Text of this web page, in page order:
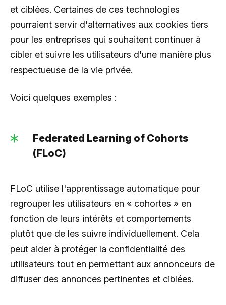
et ciblées. Certaines de ces technologies
pourraient servir d'alternatives aux cookies tiers
pour les entreprises qui souhaitent continuer à
cibler et suivre les utilisateurs d'une manière plus
respectueuse de la vie privée.
Voici quelques exemples :
Federated Learning of Cohorts
(FLoC)
FLoC utilise l'apprentissage automatique pour
regrouper les utilisateurs en « cohortes » en
fonction de leurs intérêts et comportements
plutôt que de les suivre individuellement. Cela
peut aider à protéger la confidentialité des
utilisateurs tout en permettant aux annonceurs de
diffuser des annonces pertinentes et ciblées.